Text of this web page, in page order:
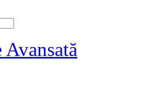
Avansată